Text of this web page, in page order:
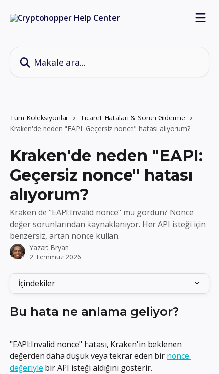
Tüm Koleksiyonlar
Ticaret Hataları & Sorun Giderme
Kraken'de neden "EAPI: Geçersiz nonce" hatası alıyorum?
Kraken'de neden "EAPI:
Geçersiz nonce" hatası
alıyorum?
Kraken'de "EAPI:Invalid nonce" mu gördün? Nonce
değer sorunlarından kaynaklanıyor. Her API isteği için
benzersiz, artan nonce kullan.
Yazar: Bryan
2 Temmuz 2026
İçindekiler
Bu hata ne anlama geliyor?
"EAPI:Invalid nonce" hatası, Kraken'in beklenen
değerden daha düşük veya tekrar eden bir nonce
değeriyle bir API isteği aldığını gösterir.